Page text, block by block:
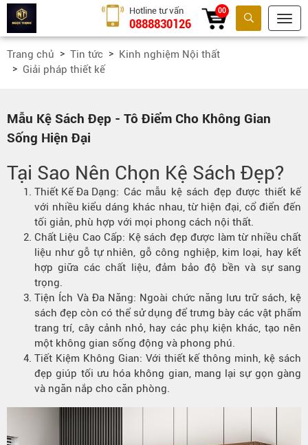
Tìm kiếm
Hotline tư vấn
0888830126
00
Trang chủ Tin tức
Kinh nghiệm Nội thất
Giải pháp thiết kế
Mẫu Kệ Sách Đẹp - Tô Điểm Cho Không Gian
Sống Hiện Đại
Tại Sao Nên Chọn Kệ Sách Đẹp?
Thiết Kế Đa Dạng: Các mẫu kệ sách đẹp được thiết kế
với nhiều kiểu dáng khác nhau, từ hiện đại, cổ điển đến
tối giản, phù hợp với mọi phong cách nội thất.
Chất Liệu Cao Cấp: Kệ sách đẹp được làm từ nhiều chất
liệu như gỗ tự nhiên, gỗ công nghiệp, kim loại, hay kết
hợp giữa các chất liệu, đảm bảo độ bền và sự sang
trọng.
Tiện Ích Và Đa Năng: Ngoài chức năng lưu trữ sách, kệ
sách đẹp còn có thể sử dụng để trưng bày các vật phẩm
trang trí, cây cảnh nhỏ, hay các phụ kiện khác, tạo nên
một không gian sống động và phong phú.
Tiết Kiệm Không Gian: Với thiết kế thông minh, kệ sách
đẹp giúp tối ưu hóa không gian, mang lại sự gọn gàng
và ngăn nắp cho căn phòng.